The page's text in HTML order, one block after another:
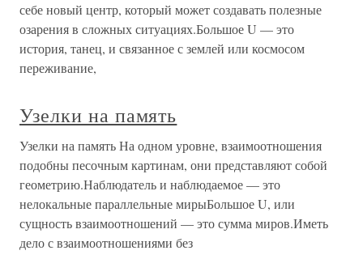
себе новый центр, который может создавать полезные
озарения в сложных ситуациях.Большое U — это
история, танец, и связанное с землей или космосом
переживание,
Узелки на память
Узелки на память На одном уровне, взаимоотношения
подобны песочным картинам, они представляют собой
геометрию.Наблюдатель и наблюдаемое — это
нелокальные параллельные мирыБольшое U, или
сущность взаимоотношений — это сумма миров.Иметь
дело с взаимоотношениями без